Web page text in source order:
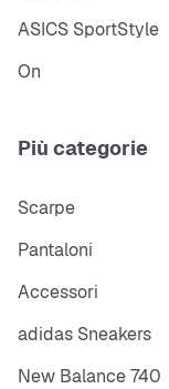
ASICS SportStyle
On
Più categorie
Scarpe
Pantaloni
Accessori
adidas Sneakers
New Balance 740